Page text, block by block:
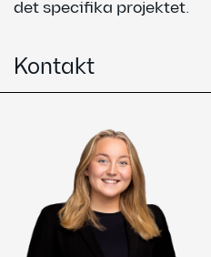
det specifika projektet.
Kontakt